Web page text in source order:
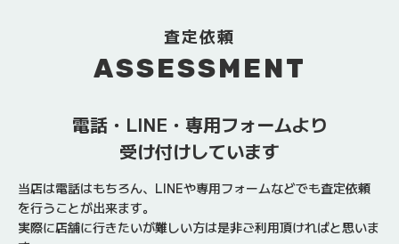
査定依頼
ASSESSMENT
電話・LINE・専用フォームより
受け付けしています
当店は電話はもちろん、LINEや専用フォームなどでも査定依頼
を行うことが出来ます。
実際に店舗に行きたいが難しい方は是非ご利用頂ければと思いま